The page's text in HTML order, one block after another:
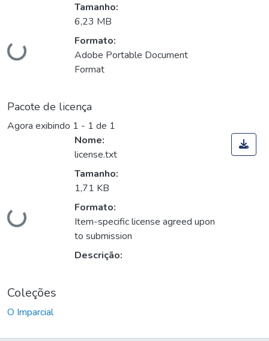
Carregando...
Tamanho:
6,23 MB
Formato:
Adobe Portable Document
Format
Pacote de licença
Agora exibindo 1 - 1 de 1
Carregando...
Nome:
license.txt
Tamanho:
1,71 KB
Formato:
Item-specific license agreed upon
to submission
Descrição:
Coleções
O Imparcial